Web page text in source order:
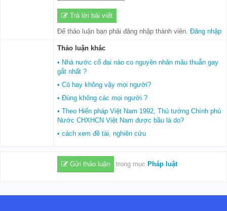
Trả lời bài viết
Để thảo luận bạn phải đăng nhập thành viên. Đăng nhập
Thảo luận khác
• Nhà nước cổ đại nào co nguyên nhân mâu thuẫn gay
gắt nhất ?
• Có hay không vậy mọi người?
• Đúng không các mọi người ?
• Theo Hiến pháp Việt Nam 1992, Thủ tướng Chính phủ
Nước CHXHCN Việt Nam được bầu là do?
• cách xem đề tài, nghiên cứu
Gửi thảo luận trong mục Pháp luật